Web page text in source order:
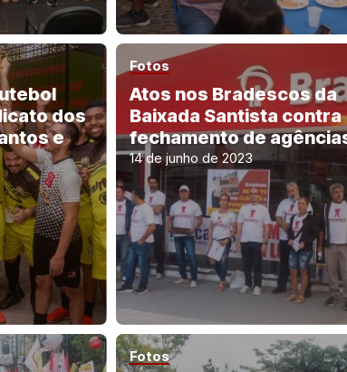
dos
e
Fotos
Atos nos Bradescos da
Baixada Santista contra
fechamento de
14 de junho de 2023
Fotos